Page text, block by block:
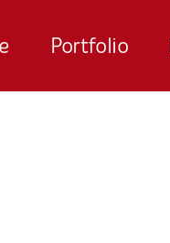
Portfolio